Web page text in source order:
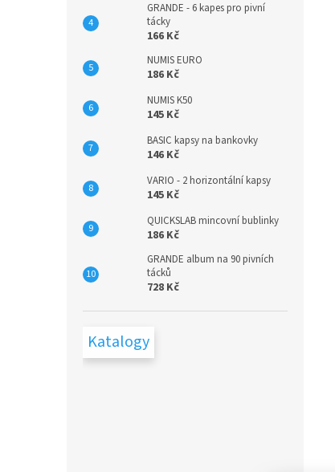
GRANDE - 6 kapes pro pivní
tácky
166 Kč
NUMIS EURO
186 Kč
NUMIS K50
145 Kč
BASIC kapsy na bankovky
146 Kč
VARIO - 2 horizontální kapsy
145 Kč
QUICKSLAB mincovní bublinky
186 Kč
GRANDE album na 90 pivních
tácků
728 Kč
Katalogy